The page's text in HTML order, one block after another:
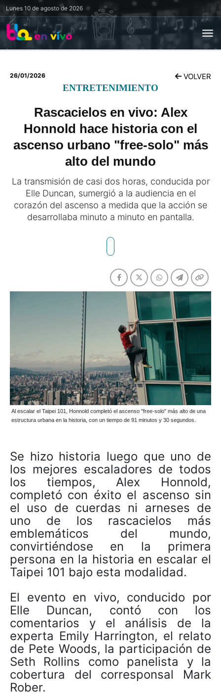
Lunes 10 de agosto de 2026
26/01/2026 VOLVER
ENTRETENIMIENTO
Rascacielos en vivo: Alex
Honnold hace historia con el
ascenso urbano "free-solo" más
alto del mundo
La transmisión de casi dos horas, conducida por
Elle Duncan, sumergió a la audiencia en el
corazón del ascenso a medida que la acción se
desarrollaba minuto a minuto en pantalla.
Al escalar el Taipei 101, Honnold completó el ascenso "free-solo" más alto de una
estructura urbana en la historia, con un tiempo de 91 minutos y 30 segundos.
Se hizo historia luego que uno de
los mejores escaladores de todos
los tiempos, Alex Honnold,
completó con éxito el ascenso sin
el uso de cuerdas ni arneses de
uno de los rascacielos más
emblemáticos del mundo,
convirtiéndose en la primera
persona en la historia en escalar el
Taipei 101 bajo esta modalidad.
El evento en vivo, conducido por
Elle Duncan, contó con los
comentarios y el análisis de la
experta Emily Harrington, el relato
de Pete Woods, la participación de
Seth Rollins como panelista y la
cobertura del corresponsal Mark
Rober.